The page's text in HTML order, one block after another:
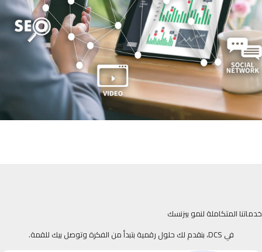
خدماتنا المتكاملة لنمو بيزنسك
في DCS، بنقدم لك حلول رقمية بتبدأ من الفكرة وتوصل بيك للقمة.